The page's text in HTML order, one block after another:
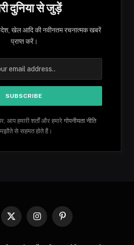
दुनिया से जुड़ें
खेल आदि की नवीनतम रचनात्मक खबरें
प्राप्त करें।
आप हमारी शर्तों और हमारेगोपनीयता नीति
से सहमत होते हैं।
X
InstagramPinterest